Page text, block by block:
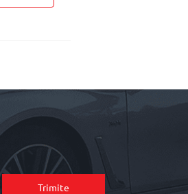
Trimite